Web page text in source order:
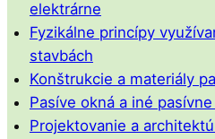
elektrárne
Fyzikálne princípy
stavbách
Konštrukcie a materiály
Pasíve okná a iné
Projektovanie a